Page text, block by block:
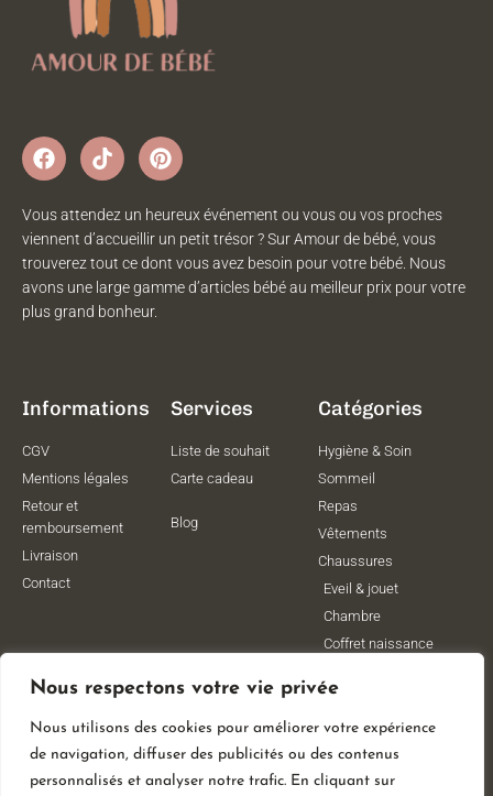
Nous respectons votre vie privée
Nous utilisons des cookies pour améliorer votre expérience
de navigation, diffuser des publicités ou des contenus
personnalisés et analyser notre trafic. En cliquant sur
Vous attendez un heureux événement ou vous ou vos proches
viennent d’accueillir un petit trésor ? Sur Amour de bébé, vous
trouverez tout ce dont vous avez besoin pour votre bébé. Nous
avons une large gamme d’articles bébé au meilleur prix pour votre
plus grand bonheur.
Informations
CGV
Mentions légales
Retour et
remboursement
Livraison
Contact
Services
Liste de souhait
Carte cadeau
Blog
Catégories
Hygiène & Soin
Sommeil
Repas
Vêtements
Chaussures
Eveil & jouet
Chambre
Coffret naissance
Vêtements de
grossesse
Lithothérapie
Poussettes